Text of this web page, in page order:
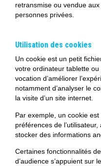
retransmise ou vendue
personnes privées.
Utilisation des cookies
Un cookie est un petit
votre ordinateur tablette
vocation d’améliorer
notamment d’analyser le
la visite d’un site internet.
Par exemple, un cookie
préférences de
stocker des informations
Certaines fonctionnalités
d’audience s’appuient sur